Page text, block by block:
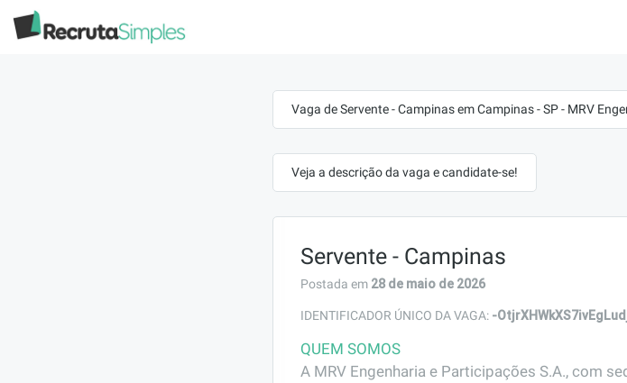
Vaga de Servente - Campinas em Campinas - SP - MRV
Veja a descrição da vaga e candidate-se!
Servente - Campinas
Postada em 28 de maio de 2026
IDENTIFICADOR ÚNICO DA VAGA: -
QUEM SOMOS
A MRV Engenharia e Participações S.A., com